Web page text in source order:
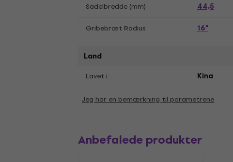
Sadelbredde (mm) 44,5
Gribebræt Radius 16"
Land
Lavet i Kina
Jeg har en bemærkning til parametrene
Anbefalede produkter